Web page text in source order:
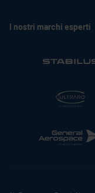
I nostri marchi esperti